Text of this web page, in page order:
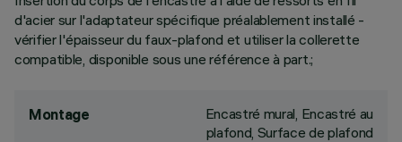
d'acier sur l'adaptateur spécifique préalablement installé -
vérifier l'épaisseur du faux-plafond et utiliser la collerette
compatible, disponible sous une référence à part.;
Montage
Encastré mural, Encastré au
plafond, Surface de plafond